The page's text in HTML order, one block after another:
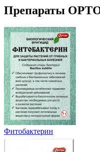
Препараты
Фитобактерин